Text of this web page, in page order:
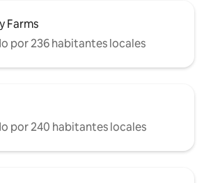
Farms
por 236 habitantes locales
por 240 habitantes locales